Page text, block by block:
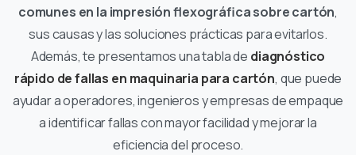
comunes en la impresión flexográfica sobre cartón,
sus causas y las soluciones prácticas para evitarlos.
Además, te presentamos una tabla de diagnóstico
rápido de fallas en maquinaria para cartón, que puede
ayudar a operadores, ingenieros y empresas de empaque
a identificar fallas con mayor facilidad y mejorar la
eficiencia del proceso.